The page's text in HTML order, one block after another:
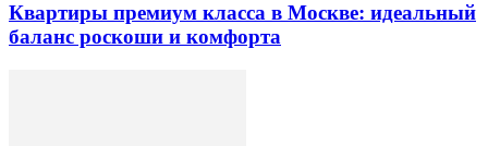
Квартиры премиум класса в Москве: идеальный
баланс роскоши и комфорта